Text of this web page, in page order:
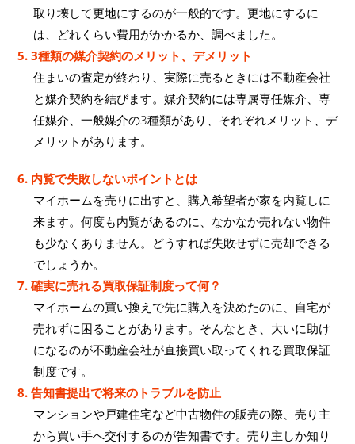
取り壊して更地にするのが一般的です。更地にするに
は、どれくらい費用がかかるか、調べました。
5. 3種類の媒介契約のメリット、デメリット
住まいの査定が終わり、実際に売るときには不動産会社
と媒介契約を結びます。媒介契約には専属専任媒介、専
任媒介、一般媒介の3種類があり、それぞれメリット、デ
メリットがあります。
6. 内覧で失敗しないポイントとは
マイホームを売りに出すと、購入希望者が家を内覧しに
来ます。何度も内覧があるのに、なかなか売れない物件
も少なくありません。どうすれば失敗せずに売却できる
でしょうか。
7. 確実に売れる買取保証制度って何？
マイホームの買い換えで先に購入を決めたのに、自宅が
売れずに困ることがあります。そんなとき、大いに助け
になるのが不動産会社が直接買い取ってくれる買取保証
制度です。
8. 告知書提出で将来のトラブルを防止
マンションや戸建住宅など中古物件の販売の際、売り主
から買い手へ交付するのが告知書です。売り主しか知り